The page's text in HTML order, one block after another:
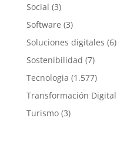
Social (3)
Software (3)
Soluciones digitales (6)
Sostenibilidad (7)
Tecnologia (1.577)
Transformación Digital
Turismo(3)